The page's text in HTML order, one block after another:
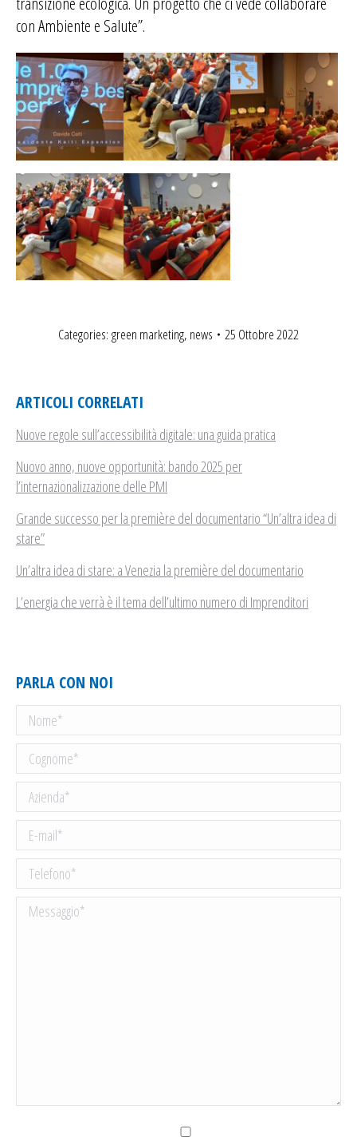
con Ambiente e Salute”.
Categories: green marketing, news 25 Ottobre 2022
ARTICOLI CORRELATI
Nuove regole sull’accessibilità digitale: una guida pratica
Nuovo anno, nuove opportunità: bando 2025 per
l’internazionalizzazione delle PMI
Grande successo per la première del documentario “Un’altra idea di
stare”
Un’altra idea di stare: a Venezia la première del documentario
L’energia che verrà è il tema dell’ultimo numero di Imprenditori
PARLA CON NOI